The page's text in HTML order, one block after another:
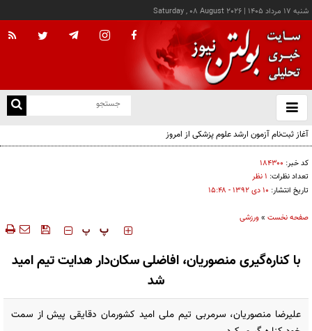
شنبه ۱۷ مرداد ۱۴۰۵ |
Saturday , 08 August 2026
باز
و
آغاز ثبت‌نام آزمون ارشد علوم پزشکی از امروز
کد خبر: ۱۸۴۳۰۰
تعداد نظرات: ۱ نظر
تاریخ انتشار: ۱۰ دی ۱۳۹۲ - ۱۵:۴۸
صفحه نخست »ورزشی
‍‍‍ پ پ
با کناره‌گیری منصوریان، افاضلی سکان‌دار هدایت تیم امید
شد
علیرضا منصوریان، سرمربی تیم ملی امید کشورمان دقایقی پیش از سمت